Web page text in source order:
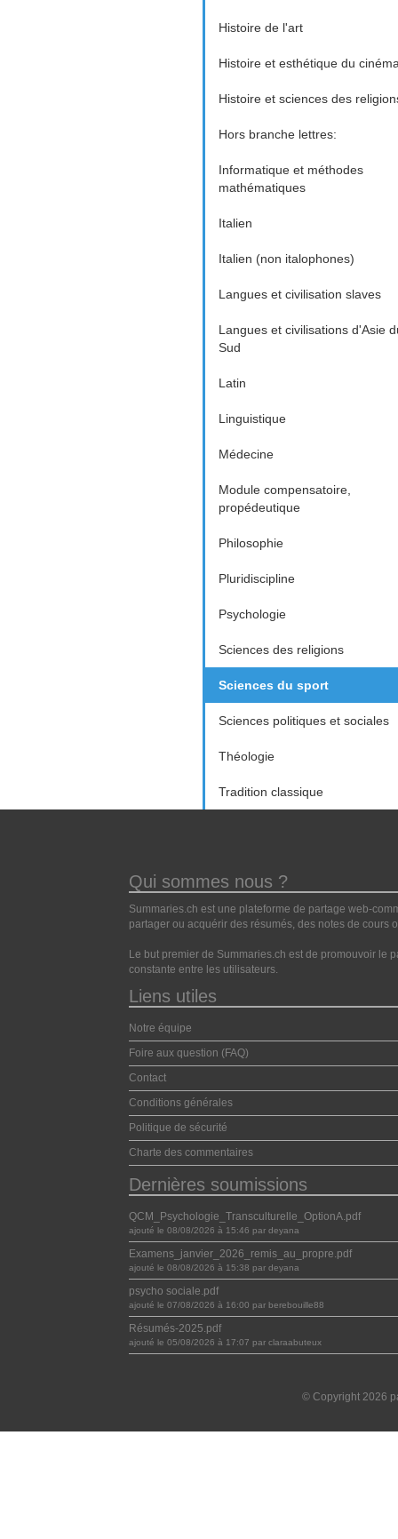
Histoire de l'art
Histoire et esthétique du
Histoire et sciences des
Hors branche lettres:
Informatique et méthodes
mathématiques
Italien
Italien (non italophones)
Langues et civilisation slaves
Langues et civilisations d'Asie
Sud
Latin
Linguistique
Médecine
Module compensatoire,
propédeutique
Philosophie
Pluridiscipline
Psychologie
Sciences des religions
Sciences du sport
Sciences politiques et sociales
Théologie
Tradition classique
Qui sommes nous ?
Summaries.ch est une plateforme de partage web-
partager ou acquérir des résumés, des notes de cours
Le but premier de Summaries.ch est de promouvoir le
constante entre les utilisateurs.
Liens utiles
Notre équipe
Foire aux question (FAQ)
Contact
Conditions générales
Politique de sécurité
Charte des commentaires
Dernières soumissions
QCM_Psychologie_Transculturelle_OptionA.pdf
ajouté le 08/08/2026 à 15:46 par deyana
Examens_janvier_2026_remis_au_propre.pdf
ajouté le 08/08/2026 à 15:38 par deyana
psycho sociale.pdf
ajouté le 07/08/2026 à 16:00 par berebouille88
Résumés-2025.pdf
ajouté le 05/08/2026 à 17:07 par claraabuteux
© Copyright 2026